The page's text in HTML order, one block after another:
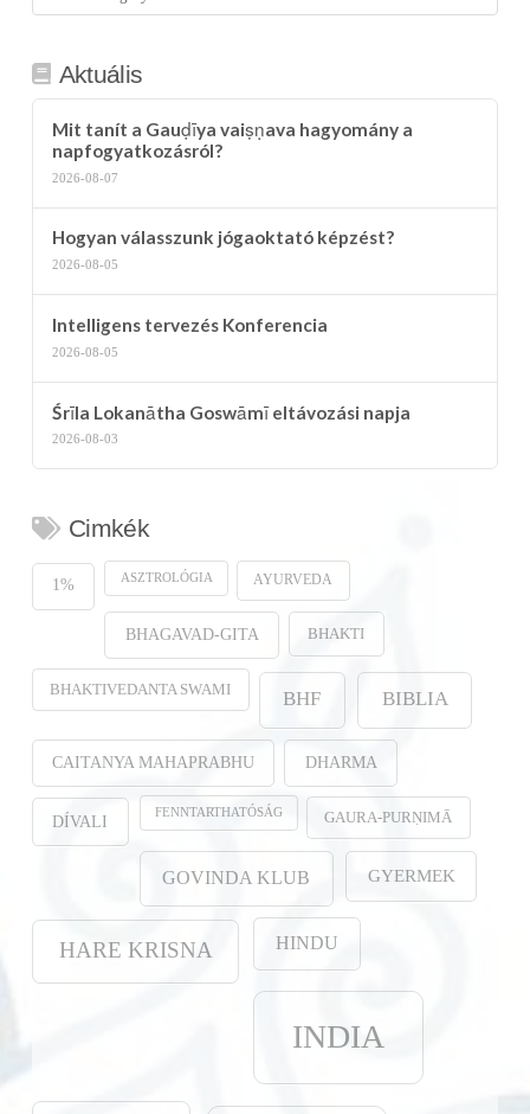
kategória
Aktuális
Mit tanít a Gauḍīya vaiṣṇava hagyomány a
napfogyatkozásról?
2026-08-07
Hogyan válasszunk jógaoktató képzést?
2026-08-05
Intelligens tervezés Konferencia
2026-08-05
Śrīla Lokanātha Goswāmī eltávozási napja
2026-08-03
Cimkék
1% ASZTROLÓGIA AYURVEDA
BHAGAVAD-GITA BHAKTI
BHAKTIVEDANTA SWAMI BHF BIBLIA
CAITANYA MAHAPRABHU DHARMA
DÍVALI FENNTARTHATÓSÁG GAURA-PURṆIMĀ
GOVINDA KLUB GYERMEK
HARE KRISNA HINDU
INDIA